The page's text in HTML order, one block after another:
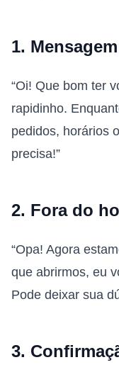
1.
“Oi! Que bom ter
rapidinho.
pedidos, horários
precisa!”
2. Fora do
“Opa! Agora
que abrirmos, eu
Pode deixar sua
3.